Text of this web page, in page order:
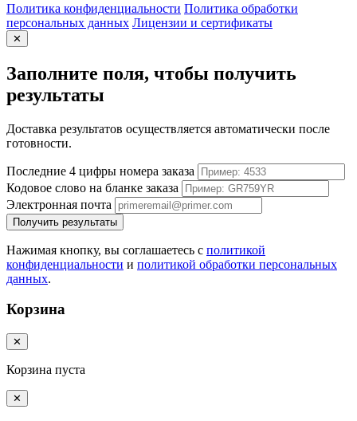
Политика конфиденциальности Политика обработки
персональных данных Лицензии и сертификаты
✕
Заполните поля, чтобы получить
результаты
Доставка результатов осуществляется автоматически после
готовности.
Последние 4 цифры номера заказа
Кодовое слово на бланке заказа
Электронная почта
Получить результаты
Нажимая кнопку, вы соглашаетесь с политикой
конфиденциальности и политикой обработки персональных
данных.
Корзина
✕
Корзина пуста
✕